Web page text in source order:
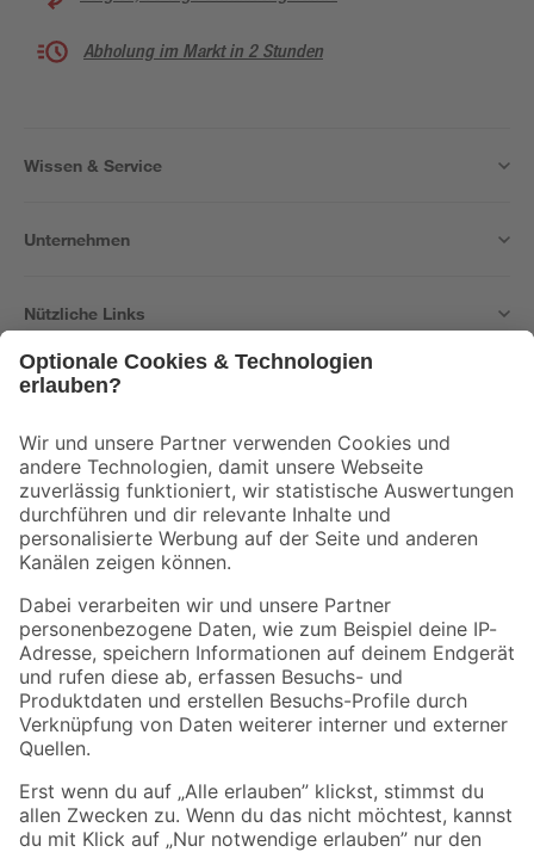
Abholung im Markt in 2 Stunden
Wissen & Service
Unternehmen
Nützliche Links
Der toom Newsletter: Keine Angebote und Aktionen mehr verpassen!
Zur Newsletter Anmeldung
Folge uns
Zahlungsarten Versandarten
Sicher einkaufen
Jetzt die toom-App herunterladen